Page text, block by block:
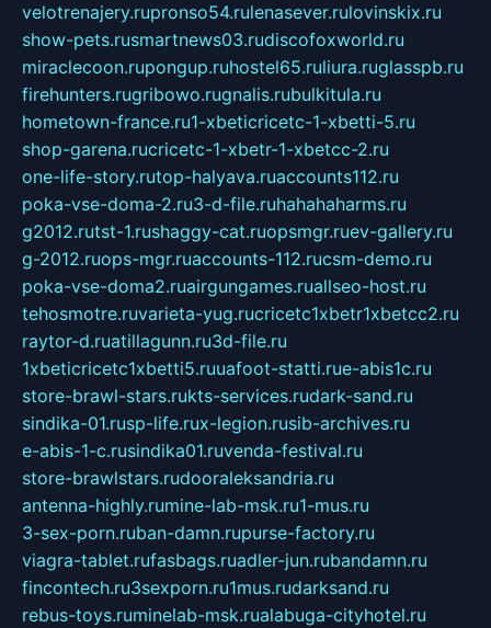
velotrenajery.rupronso54.rulenasever.rulovinskix.ru
show-pets.rusmartnews03.rudiscofoxworld.ru
miraclecoon.rupongup.ruhostel65.ruliura.ruglasspb.ru
firehunters.rugribowo.rugnalis.rubulkitula.ru
hometown-france.ru1-xbeticricetc-1-xbetti-5.ru
shop-garena.rucricetc-1-xbetr-1-xbetcc-2.ru
one-life-story.rutop-halyava.ruaccounts112.ru
poka-vse-doma-2.ru3-d-file.ruhahahaharms.ru
g2012.rutst-1.rushaggy-cat.ruopsmgr.ruev-gallery.ru
g-2012.ruops-mgr.ruaccounts-112.rucsm-demo.ru
poka-vse-doma2.ruairgungames.ruallseo-host.ru
tehosmotre.ruvarieta-yug.rucricetc1xbetr1xbetcc2.ru
raytor-d.ruatillagunn.ru3d-file.ru
1xbeticricetc1xbetti5.ruuafoot-statti.rue-abis1c.ru
store-brawl-stars.rukts-services.rudark-sand.ru
sindika-01.rusp-life.rux-legion.rusib-archives.ru
e-abis-1-c.rusindika01.ruvenda-festival.ru
store-brawlstars.rudooraleksandria.ru
antenna-highly.rumine-lab-msk.ru1-mus.ru
3-sex-porn.ruban-damn.rupurse-factory.ru
viagra-tablet.rufasbags.ruadler-jun.rubandamn.ru
fincontech.ru3sexporn.ru1mus.rudarksand.ru
rebus-toys.ruminelab-msk.rualabuga-cityhotel.ru